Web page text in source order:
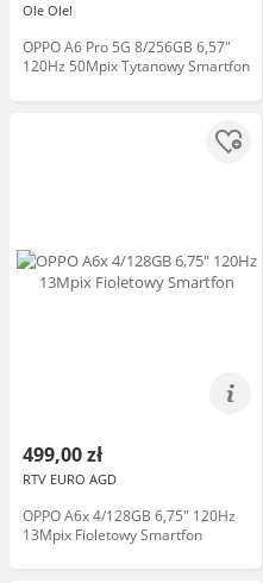
Ole Ole!
OPPO A6 Pro 5G 8/256GB 6,57"
120Hz 50Mpix Tytanowy Smartfon
499,00 zł
RTV EURO AGD
OPPO A6x 4/128GB 6,75" 120Hz
13Mpix Fioletowy Smartfon